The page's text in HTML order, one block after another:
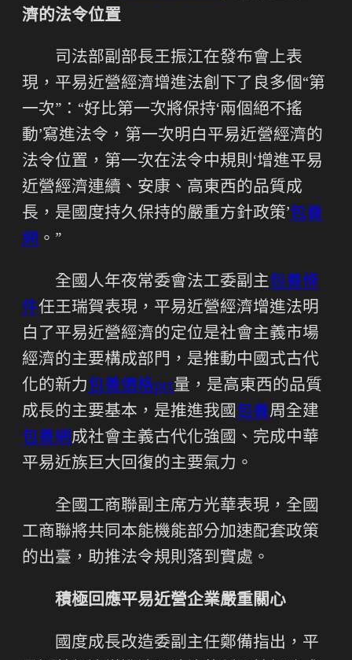
濟的法令位置
司法部副部長王振江在發布會上表
現，平易近營經濟增進法創下了良多個“第
一次”：“好比第一次將保持‘兩個絕不搖
動’寫進法令，第一次明白平易近營經濟的
法令位置，第一次在法令中規則‘增進平易
近營經濟連續、安康、高東西的品質成
長，是國度持久保持的嚴重方針政策’包養
網 。”
全國人年夜常委會法工委副主包養條
件任王瑞賀表現，平易近營經濟增進法明
白了平易近營經濟的定位是社會主義市場
經濟的主要構成部門，是推動中國式古代
化的新力包養價格ptt量，是高東西的品質
成長的主要基本，是推進我國包養周全建
包養網成社會主義古代化強國、完成中華
平易近族巨大回復的主要氣力。
全國工商聯副主席方光華表現，全國
工商聯將共同本能機能部分加速配套政策
的出臺，助推法令規則落到實處。
積極回應平易近營企業嚴重關心
國度成長改造委副主任鄭備指出，平